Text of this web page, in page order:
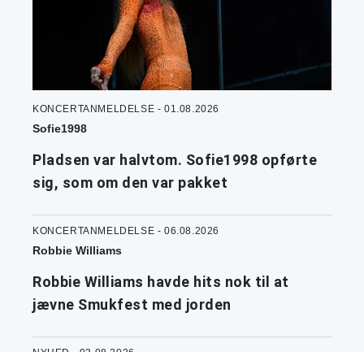
KONCERTANMELDELSE - 01.08.2026
Sofie1998
Pladsen var halvtom. Sofie1998 opførte
sig, som om den var pakket
KONCERTANMELDELSE - 06.08.2026
Robbie Williams
Robbie Williams havde hits nok til at
jævne Smukfest med jorden